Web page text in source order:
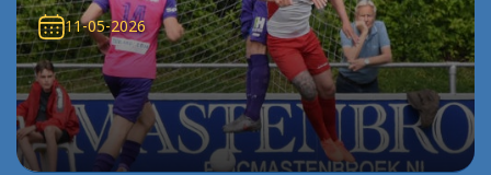
11-05-2026